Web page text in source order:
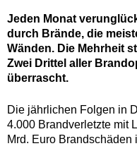
Jeden Monat
durch Brände, die
Wänden. Die Mehrheit
Zwei Drittel aller
überrascht.
Die jährlichen Folgen in
4.000 Brandverletzte mit
Mrd. Euro